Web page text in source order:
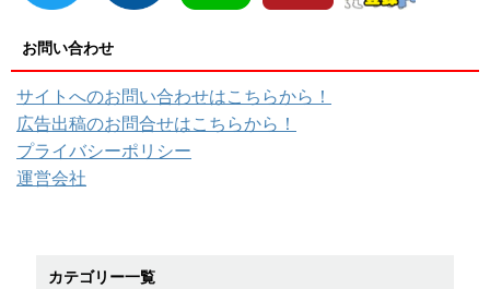
お問い合わせ
サイトへのお問い合わせはこちらから！
広告出稿のお問合せはこちらから！
プライバシーポリシー
運営会社
カテゴリー一覧